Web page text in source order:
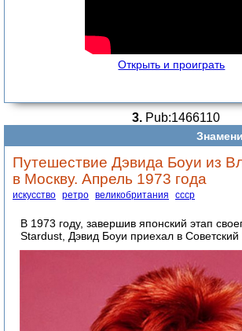
Открыть и проиграть
3. Pub:1466110
Путешествие Дэвида Боуи из
в Москву. Апрель 1973 года
искусство ретро великобритания ссср
В 1973 году, завершив японский этап
Stardust, Дэвид Боуи приехал в Советский